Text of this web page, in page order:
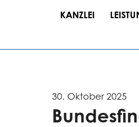
KANZLEI
30. Oktober 2025